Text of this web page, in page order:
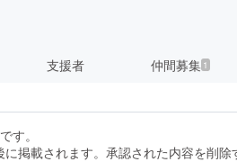
支援者 仲間募集 1
す。
掲載されます。承認された内容を削除